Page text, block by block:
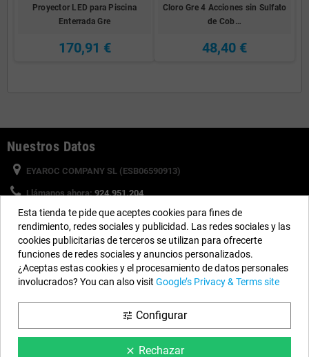
Proyector LED para Piscina
Enterrada Gre
170,91 €
Cloro Gre 4 Acciones sin Sulfato
de Cob…
48,40 €
Nuestros Datos
EYAROC COMPANY SL (ESB06590913)
Llámanos ahora: 924.951.204
Horario:Lunes a Viernes: 9h a 14h y 15h a 18h
Email: info@piscinasdesmontables.com
Síguenos
Esta tienda te pide que aceptes cookies para fines de
rendimiento, redes sociales y publicidad. Las redes sociales y las
cookies publicitarias de terceros se utilizan para ofrecerte
funciones de redes sociales y anuncios personalizados.
¿Aceptas estas cookies y el procesamiento de datos personales
involucrados? You can also visit Google’s Privacy & Terms site
tune Configurar
clear Rechazar